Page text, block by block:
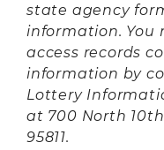
state agency
information. You
access records
information by
Lottery
at 700 North
95811.